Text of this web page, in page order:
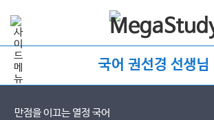
국어 권선경 선생님
만점을 이끄는 열정 국어